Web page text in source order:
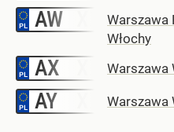
AW
Warszawa
Włochy
AX Warszawa
AY Warszawa